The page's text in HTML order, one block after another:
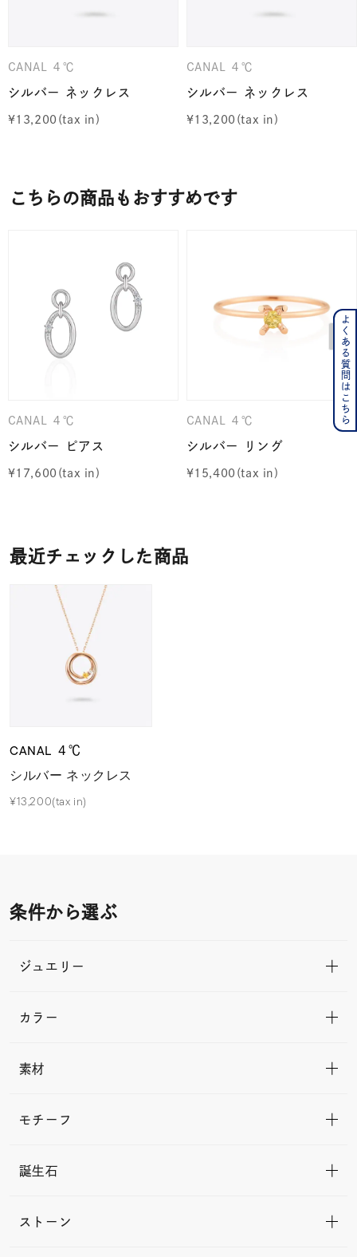
CANAL ４℃
シルバー ネックレス
¥13,200
CANAL ４℃
シルバー ネックレス
¥13,200
こちらの商品もおすすめです
CANAL ４℃
シルバー ピアス
¥17,600
CANAL ４℃
シルバー リング
¥15,400
最近チェックした商品
CANAL ４℃
シルバー ネックレス
¥13,200(tax in)
条件から選ぶ
ジュエリー
カラー
素材
モチーフ
誕生石
ストーン
よくある質問はこちら